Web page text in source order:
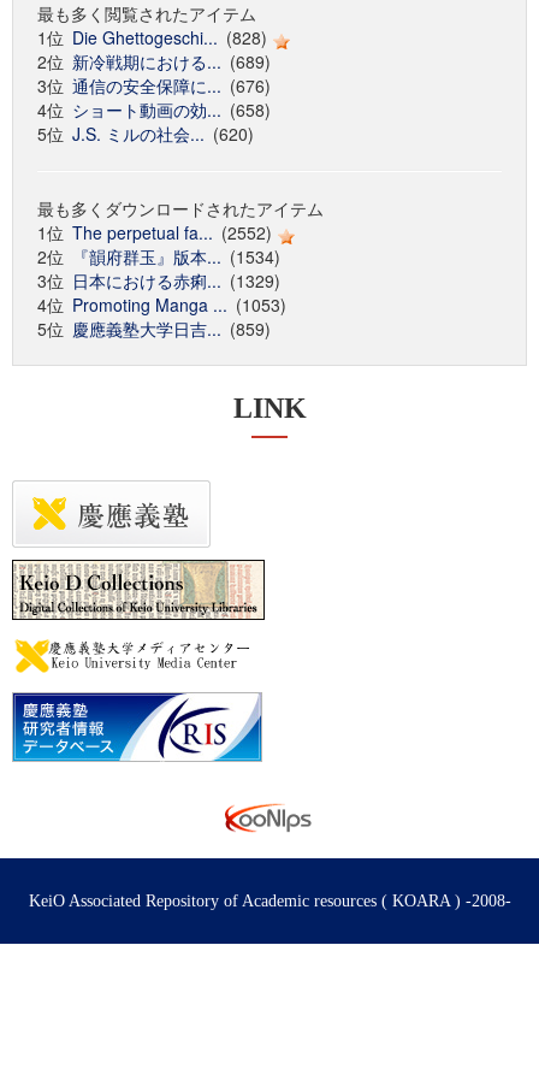
最も多く閲覧されたアイテム
1位 Die Ghettogeschi... (828)
2位 新冷戦期における... (689)
3位 通信の安全保障に... (676)
4位 ショート動画の効... (658)
5位 J.S. ミルの社会... (620)
最も多くダウンロードされたアイテム
1位 The perpetual fa... (2552)
2位
『韻府群玉』版本... (1534)
3位 日本における赤痢... (1329)
4位 Promoting Manga ... (1053)
5位 慶應義塾大学日吉... (859)
LINK
KeiO Associated Repository of Academic resources ( KOARA ) -2008-